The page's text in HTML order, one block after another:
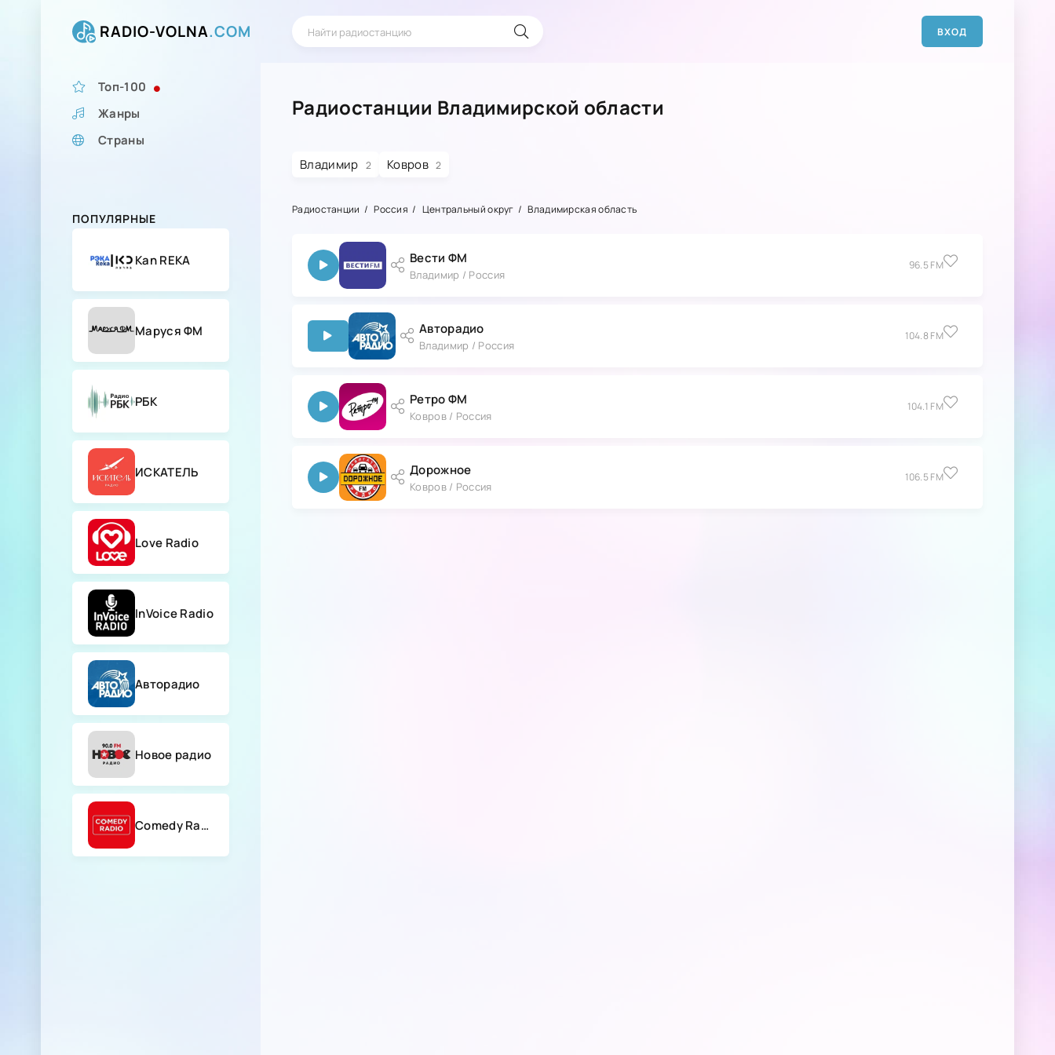
RADIO-VOLNA.COM ВХОД
Топ-100
Жанры
Страны
ПОПУЛЯРНЫЕ
Kan REKA
Маруся ФМ
РБК
ИСКАТЕЛЬ
Love Radio
InVoice Radio
Авторадио
Новое радио
Comedy Radio
Радиостанции Владимирской области
Владимир 2 Ковров 2
Радиостанции Россия Центральный округ Владимирская область
Вести ФМ
Владимир / Россия
96.5 FM
Авторадио
Владимир / Россия
104.8 FM
Ретро ФМ
Ковров / Россия
104.1 FM
Дорожное
Ковров / Россия
106.5 FM